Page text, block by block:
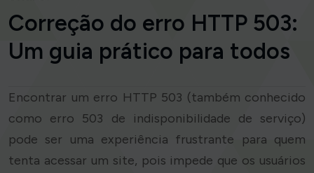
Correção do erro HTTP 503:
Um guia prático para todos
Encontrar um erro HTTP 503 (também conhecido
como erro 503 de indisponibilidade de serviço)
pode ser uma experiência frustrante para quem
tenta acessar um site, pois impede que os usuários